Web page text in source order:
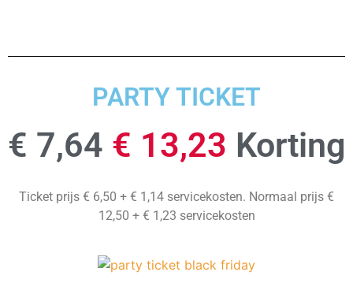
PARTY TICKET
€ 7,64 € 13,23 Korting
Ticket prijs € 6,50 + € 1,14 servicekosten. Normaal prijs €
12,50 + € 1,23 servicekosten